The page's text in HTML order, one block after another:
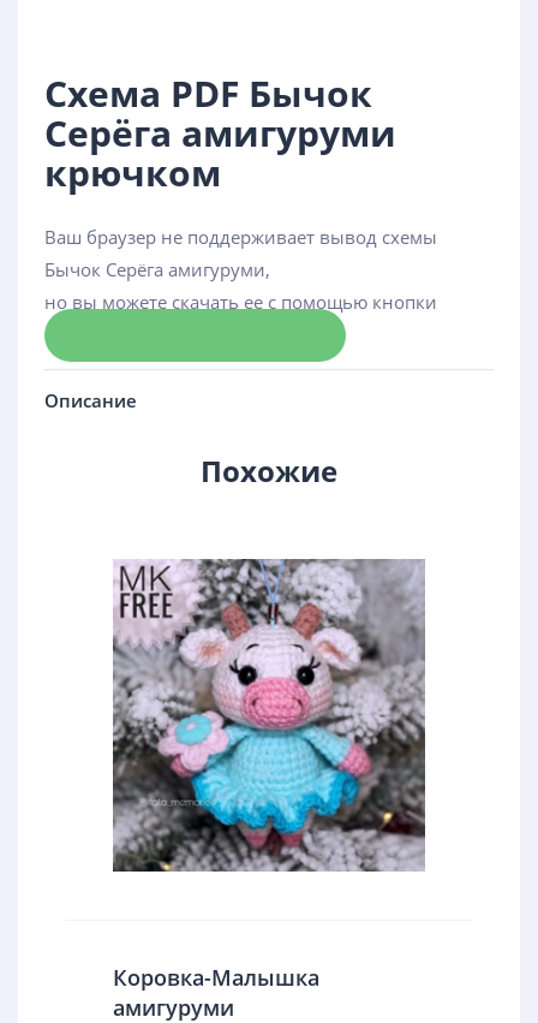
Схема PDF Бычок
Серёга амигуруми
крючком
Ваш браузер не поддерживает вывод схемы
Бычок Серёга амигуруми,
но вы можете скачать ее с помощью кнопки
Описание
Похожие
Коровка-Малышка
амигуруми